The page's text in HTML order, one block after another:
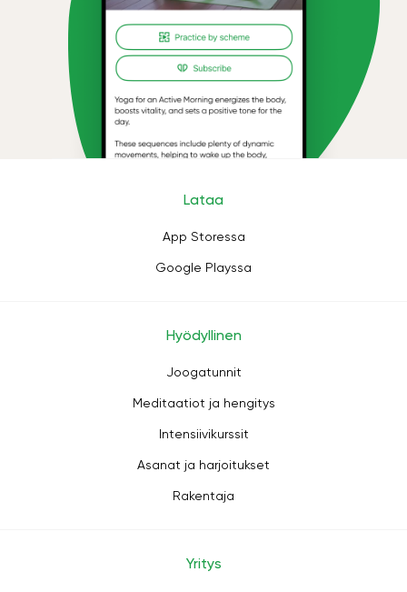
Lataa
App Storessa
Google Playssa
Hyödyllinen
Joogatunnit
Meditaatiot ja hengitys
Intensiivikurssit
Asanat ja harjoitukset
Rakentaja
Yritys